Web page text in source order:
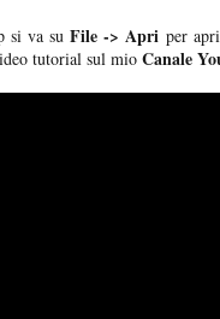
si va su File -> Apri per
tutorial sul mio Canale